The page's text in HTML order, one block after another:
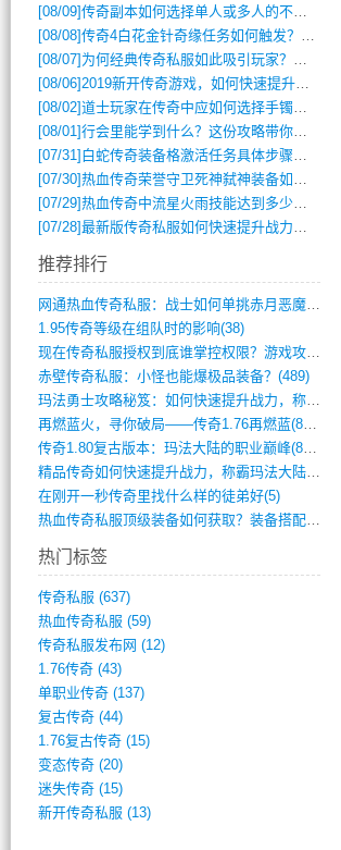
[08/09]传奇副本如何选择单人或多人的不同模式？
[08/08]传奇4白花金针奇缘任务如何触发？完整攻略解析
[08/07] 为何经典传奇私服如此吸引玩家？深度攻略解析
[08/06]2019新开传奇游戏，如何快速提升角色等级？
[08/02]道士玩家在传奇中应如何选择手镯装备？
[08/01]行会里能学到什么？这份攻略带你全掌握
[07/31] 白蛇传奇装备格激活任务具体步骤是什么？如何完成？
[07/30]热血传奇荣誉守卫死神弑神装备如何获取与佩戴攻略？
[07/29]热血传奇中流星火雨技能达到多少级可以开始练装备？
[07/28]最新版传奇私服如何快速提升战力与获取稀有装备？
推荐排行
网通热血传奇私服：战士如何单挑赤月恶魔？(311)
1.95传奇等级在组队时的影响(38)
现在传奇私服授权到底谁掌控权限？游戏攻略(789)
赤壁传奇私服：小怪也能爆极品装备？(489)
玛法勇士攻略秘笈：如何快速提升战力，称霸(717)
再燃蓝火，寻你破局——传奇1.76再燃蓝(893)
传奇1.80复古版本：玛法大陆的职业巅峰(873)
精品传奇如何快速提升战力，称霸玛法大陆？(392)
在刚开一秒传奇里找什么样的徒弟好(5)
热血传奇私服顶级装备如何获取？装备搭配与(688)
热门标签
传奇私服 (637)
热血传奇私服 (59)
传奇私服发布网 (12)
1.76传奇(43)
单职业传奇(137)
复古传奇(44)
1.76复古传奇(15)
变态传奇(20)
迷失传奇(15)
新开传奇私服 (13)